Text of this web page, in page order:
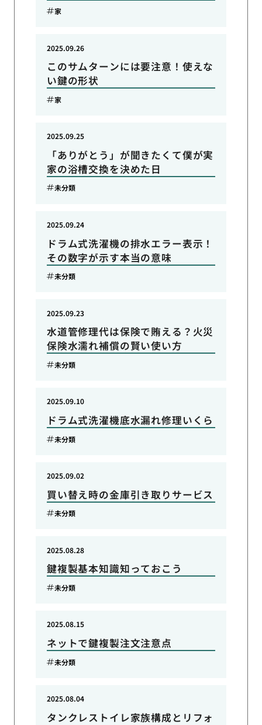
家
このサムターンには要注意！使えな
い鍵の形状
2025.09.26
家
「ありがとう」が聞きたくて僕が実
家の浴槽交換を決めた日
2025.09.25
未分類
ドラム式洗濯機の排水エラー表示！
その数字が示す本当の意味
2025.09.24
未分類
水道管修理代は保険で賄える？火災
保険水濡れ補償の賢い使い方
2025.09.23
未分類
ドラム式洗濯機底水漏れ修理いくら
2025.09.10
未分類
買い替え時の金庫引き取りサービス
2025.09.02
未分類
鍵複製基本知識知っておこう
2025.08.28
未分類
ネットで鍵複製注文注意点
2025.08.15
未分類
タンクレストイレ家族構成とリフォ
2025.08.04